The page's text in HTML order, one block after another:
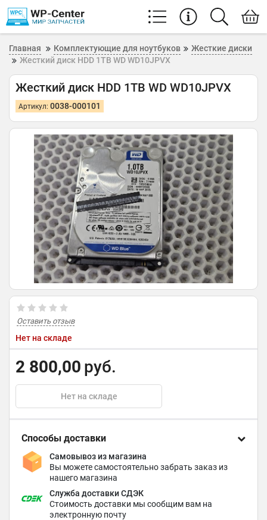
Главная Комплектующие для ноутбуков
Жесткие диски
Жесткий диск HDD 1TB WD WD10JPVX
Жесткий диск HDD 1TB WD WD10JPVX
Артикул: 0038-000101
Оставить отзыв
Нет на складе
2 800,00 руб.
Нет на складе
Способы доставки
Самовывоз из магазина
Вы можете самостоятельно забрать заказ из
нашего магазина
Служба доставки СДЭК
Стоимость доставки мы сообщим вам на
электронную почту